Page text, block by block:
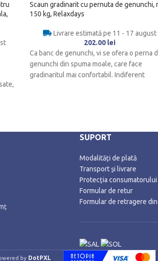
Scaun gradinarit cu pernuta de genunchi,
150 kg, Relaxdays
Livrare estimată pe 11 - 17 august
202.00 lei
Ca banc de genunchi, vi se ofera o perna
genunchi din spuma moale, care face
gradinaritul mai confortabil. Indiferent
SUPORT
Modalități de plată
Transport și livrare
Protecția consumatorului
Formular de retur
Formular de retragere
by DotPXL